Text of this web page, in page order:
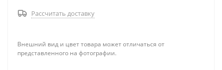
Рассчитать доставку
Внешний вид и цвет товара может отличаться от
представленного на фотографии.